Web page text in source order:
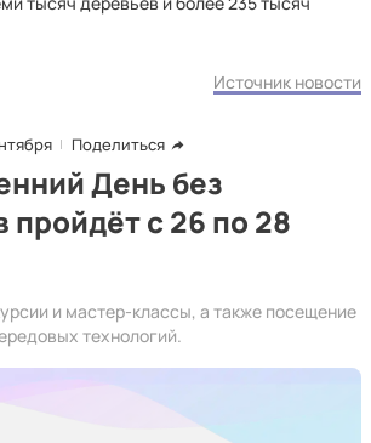
Источник новости
Поделиться
День без
пройдёт с 26 по 28
и мастер-классы, а также посещение
технологий.